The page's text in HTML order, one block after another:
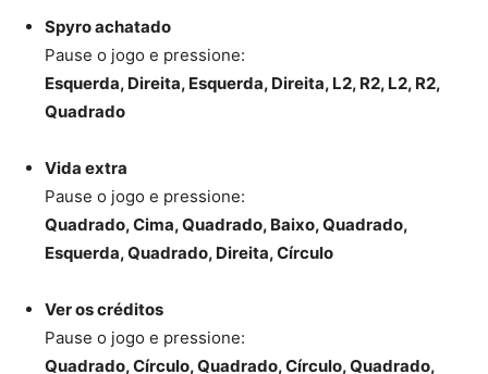
Spyro achatado
Pause o jogo e pressione:
Esquerda, Direita, Esquerda, Direita, L2, R2, L2, R2,
Quadrado
Vida extra
Pause o jogo e pressione:
Quadrado, Cima, Quadrado, Baixo, Quadrado,
Esquerda, Quadrado, Direita, Círculo
Ver os créditos
Pause o jogo e pressione:
Quadrado, Círculo, Quadrado, Círculo, Quadrado,